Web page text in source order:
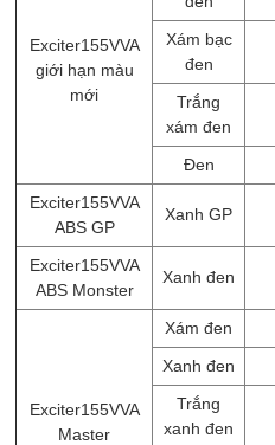
Exciter155VVA
giới hạn màu
mới
Xám bạc
đen
Trắng
xám đen
Đen
Exciter155VVA
ABS GP
Xanh GP
Exciter155VVA
ABS Monster
Xanh đen
Exciter155VVA
Master
Xám đen
Xanh đen
Trắng
xanh đen